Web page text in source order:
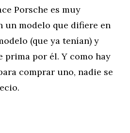
Porsche es muy
un modelo que difiere en
(que ya tenían) y
prima por él. Y como hay
comprar uno, nadie se